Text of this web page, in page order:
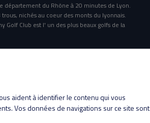
département du Rhône à 20 minutes de Lyon.
nichés au coeur des monts du lyonnais.
Golf Club est l' un des plus beaux golfs de la
golf club
aident à identifier le contenu qui vous
Vos données de navigations sur ce site sont